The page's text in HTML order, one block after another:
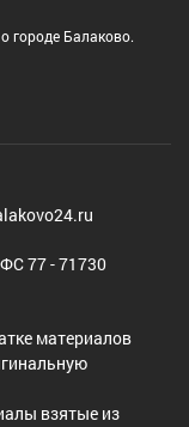
городе Балаково.
77 - 71730
материалов
взятые из